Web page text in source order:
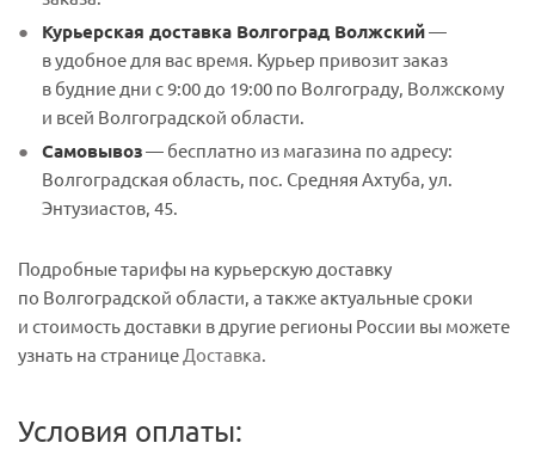
Курьерская доставка Волгоград Волжский—
в удобное для вас время. Курьер привозит заказ
в будние дни с 9:00 до 19:00 по Волгограду, Волжскому
и всей Волгоградской области.
Самовывоз— бесплатно из магазина по адресу:
Волгоградская область, пос. Средняя Ахтуба, ул.
Энтузиастов, 45.
Подробные тарифы на курьерскую доставку
по Волгоградской области, а также актуальные сроки
и стоимость доставки в другие регионы России вы можете
узнать на странице Доставка.
Условия оплаты: